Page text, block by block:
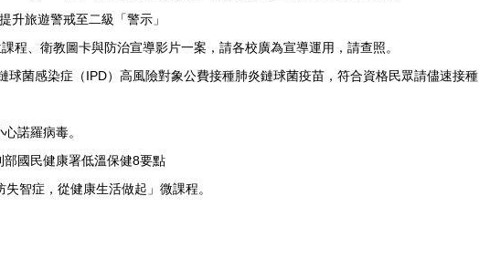
升旅遊警戒至二級「警示」
程、衛教圖卡與防治宣導影片一案，請各校廣為宣導運用，請查照。
球菌感染症（IPD）高風險對象公費接種肺炎鏈球菌疫苗，符合資格民眾請儘速接種
諾羅病毒。
部國民健康署低溫保健8要點
智症，從健康生活做起」微課程。